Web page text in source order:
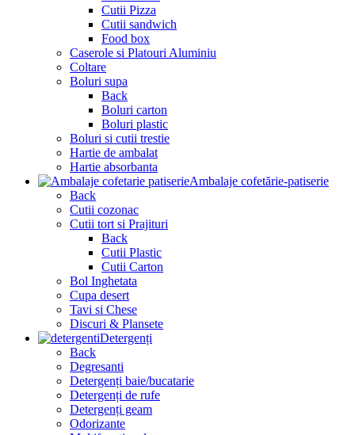
Cutii Pizza
Cutii sandwich
Food box
Caserole si Platouri Aluminiu
Coltare
Boluri supa
Back
Boluri carton
Boluri plastic
Boluri si cutii trestie
Hartie de ambalat
Hartie absorbanta
Ambalaje cofetărie-patiserie
Back
Cutii cozonac
Cutii tort si Prajituri
Back
Cutii Plastic
Cutii Carton
Bol Inghetata
Cupa desert
Tavi si Chese
Discuri & Plansete
Detergenți
Back
Degresanti
Detergenți baie/bucatarie
Detergenți de rufe
Detergenți geam
Odorizante